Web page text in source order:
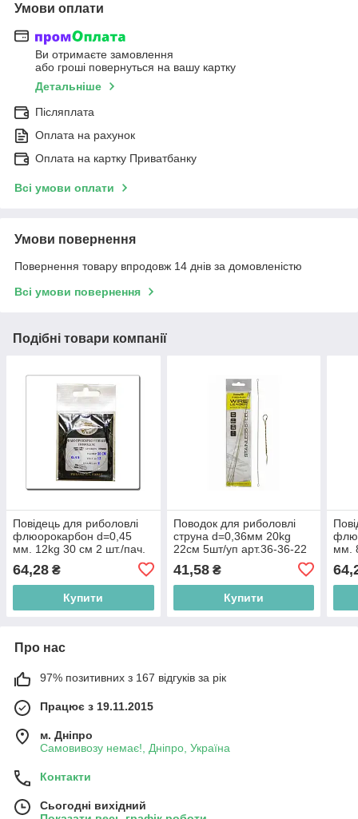
Умови оплати
Ви отримаєте замовлення
або гроші повернуться на вашу картку
Детальніше
Післяплата
Оплата на рахунок
Оплата на картку Приватбанку
Всі умови оплати
Умови повернення
Повернення товару впродовж 14 днів за домовленістю
Всі умови повернення
Подібні товари компанії
Повідець для риболовлі
флюорокарбон d=0,45
мм. 12kg 30 см 2 шт./пач.
64,28 ₴
Купити
Поводок для риболовлі
струна d=0,36мм 20kg
22см 5шт/уп арт.36-36-22
41,58₴
Купити
мм.
Про нас
97% позитивних з 167 відгуків за рік
Працює з 19.11.2015
м. Дніпро
Самовивозу немає!, Дніпро, Україна
Контакти
Сьогодні вихідний